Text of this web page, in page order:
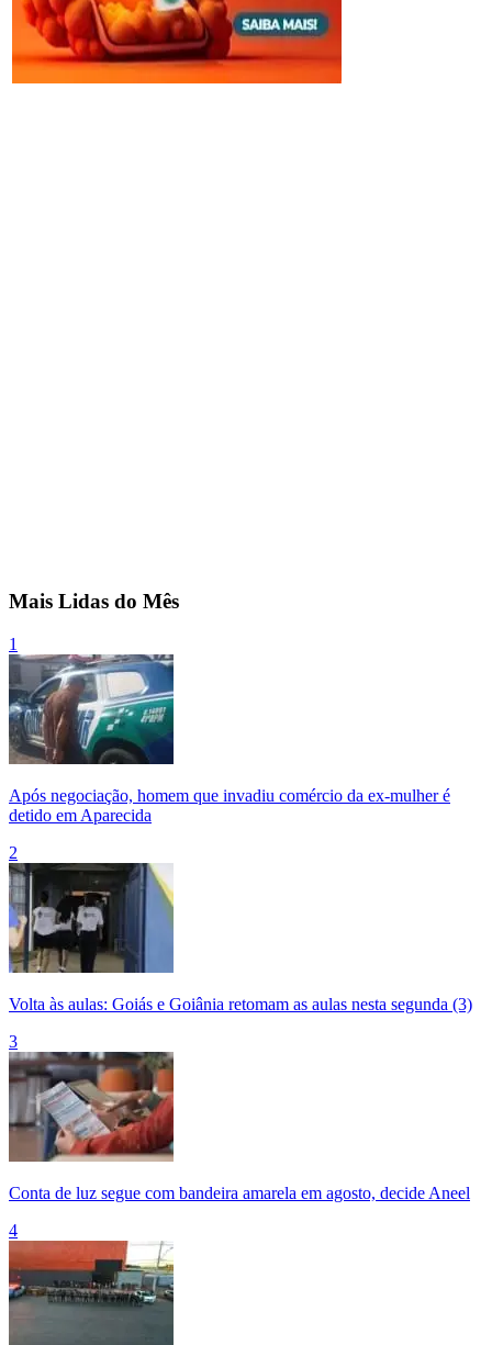
Mais Lidas do Mês
1
Após negociação, homem que invadiu comércio da ex-mulher é
detido em Aparecida
2
Volta às aulas: Goiás e Goiânia retomam as aulas nesta segunda (3)
3
Conta de luz segue com bandeira amarela em agosto, decide Aneel
4